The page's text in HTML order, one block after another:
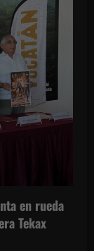
en rueda
Tekax